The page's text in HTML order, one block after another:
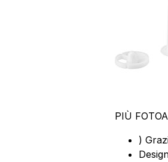
PIÙ FOTO
)